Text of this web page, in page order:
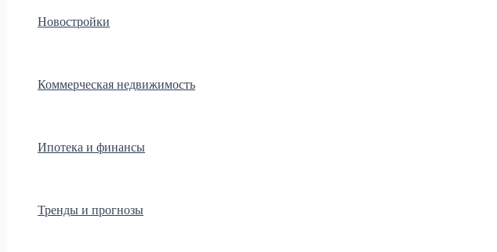
Новостройки
Коммерческая недвижимость
Ипотека и финансы
Тренды и прогнозы